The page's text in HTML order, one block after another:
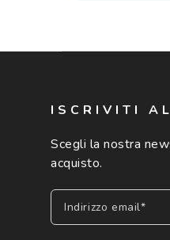
ISCRIVITI
Scegli la nostra
acquisto.
Indirizzo email*